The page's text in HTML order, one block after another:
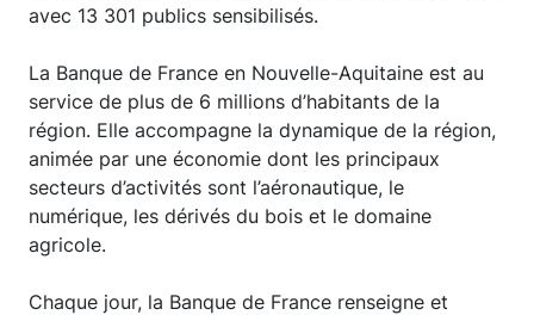
avec 13 301 publics sensibilisés.
La Banque de France en Nouvelle-Aquitaine est au
service de plus de 6 millions d’habitants de la
région. Elle accompagne la dynamique de la région,
animée par une économie dont les principaux
secteurs d’activités sont l’aéronautique, le
numérique, les dérivés du bois et le domaine
agricole.
Chaque jour, la Banque de France renseigne et